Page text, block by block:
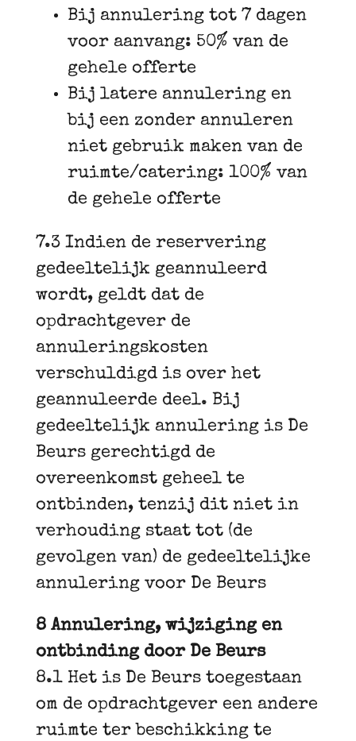
Bij annulering tot 7 dagen
voor aanvang: 50% van de
gehele offerte
Bij latere annulering en
bij een zonder annuleren
niet gebruik maken van de
ruimte/catering: 100% van
de gehele offerte
7.3 Indien de reservering
gedeeltelijk geannuleerd
wordt, geldt dat de
opdrachtgever de
annuleringskosten
verschuldigd is over het
geannuleerde deel. Bij
gedeeltelijk annulering is De
Beurs gerechtigd de
overeenkomst geheel te
ontbinden, tenzij dit niet in
verhouding staat tot (de
gevolgen van) de gedeeltelijke
annulering voor De Beurs
8 Annulering, wijziging en
ontbinding door De Beurs
8.1 Het is De Beurs toegestaan
om de opdrachtgever een andere
ruimte ter beschikking te